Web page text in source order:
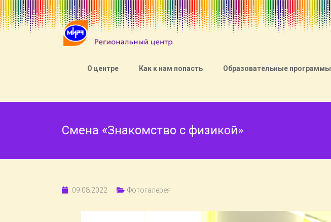
О центре Как к нам попасть Образовательные программы
Смена «Знакомство с физикой»
09.08.2022 Фотогалерея